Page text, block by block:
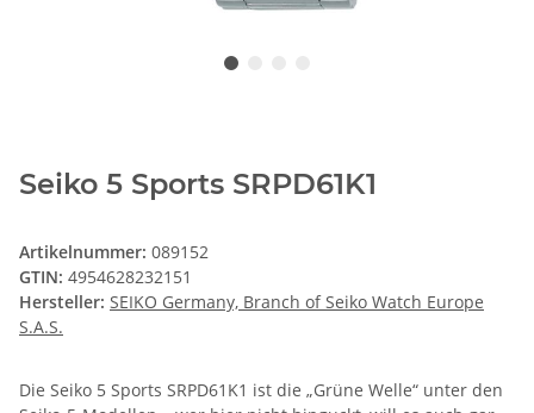
Seiko 5 Sports SRPD61K1
Artikelnummer: 089152
GTIN: 4954628232151
Hersteller: SEIKO Germany, Branch of Seiko Watch Europe
S.A.S.
Die Seiko 5 Sports SRPD61K1 ist die „Grüne Welle“ unter den